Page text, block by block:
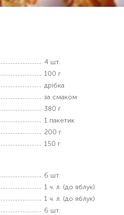
4 шт.
100 г
дрібка
за смаком
380 г
1 пакетик
200 г
150 г
6 шт.
1 ч. л. (до яблук)
1 ч. л. (до яблук)
6 шт.